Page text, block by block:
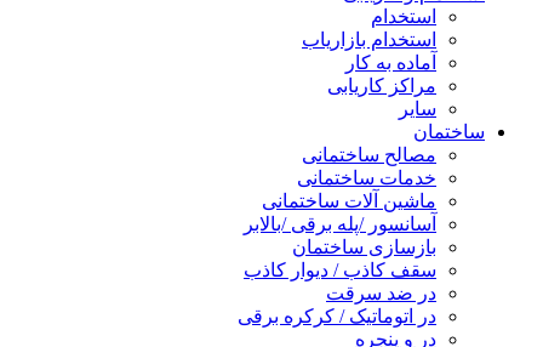
استخدام
استخدام بازاریاب
آماده به کار
مراکز کاریابی
سایر
ساختمان
مصالح ساختمانی
خدمات ساختمانی
ماشین آلات ساختمانی
آسانسور /پله برقی /بالابر
بازسازی ساختمان
سقف کاذب / دیوار کاذب
در ضد سرقت
در اتوماتیک / کرکره برقی
در و پنجره